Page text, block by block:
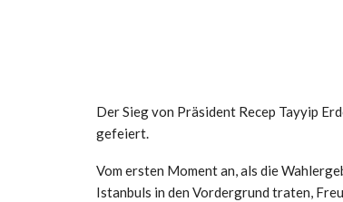
Der Sieg von Präsident Recep Tayyip
gefeiert.
Vom ersten Moment an, als die
Istanbuls in den Vordergrund traten,